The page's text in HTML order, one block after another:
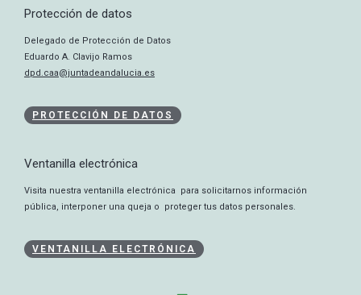
Protección de datos
Delegado de Protección de Datos
Eduardo A. Clavijo Ramos
dpd.caa@juntadeandalucia.es
PROTECCIÓN DE DATOS
Ventanilla electrónica
Visita nuestra ventanilla electrónica para solicitarnos información
pública, interponer una queja o proteger tus datos personales.
VENTANILLA ELECTRÓNICA